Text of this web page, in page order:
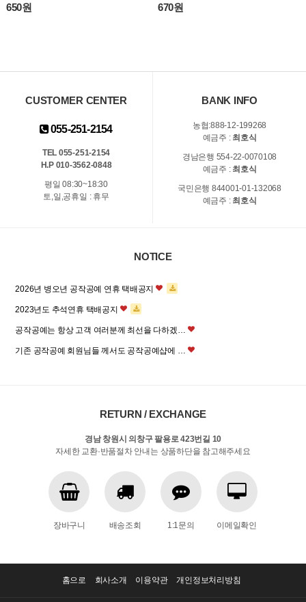
650원 670원
CUSTOMER CENTER
055-251-2154
TEL 055-251-2154
H.P 010-3562-0848
평일 08:30~18:30
토,일,공휴일 : 휴무
BANK INFO
농협:888-12-199268
예금주 : 최호식
경남은행 554-22-0070108
예금주 : 최호식
국민은행 844001-01-132068
예금주 : 최호식
NOTICE
2026년 병오년 공작공예 연휴 택배공지
2023년도 추석연휴 택배공지
공작공예는 항상 고객 여러분께 최선을 다하겠…
기존 공작공예 회원님들 께서도 공작공예샵에 …
RETURN / EXCHANGE
경남 창원시 의창구 팔용로 423번길 10
자세한 교환·반품절차 안내는 상품하단을 참고해주세요
장바구니 배송조회 1:1문의 이메일확인
홈으로 회사소개 이용약관 개인정보처리방침